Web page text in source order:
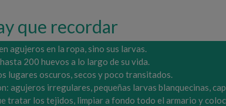
que recordar
agujeros en la ropa, sino sus larvas.
200 huevos a lo largo de su vida.
lugares oscuros, secos y poco transitados.
agujeros irregulares, pequeñas larvas blanquecinas,
tratar los tejidos, limpiar a fondo todo el armario y